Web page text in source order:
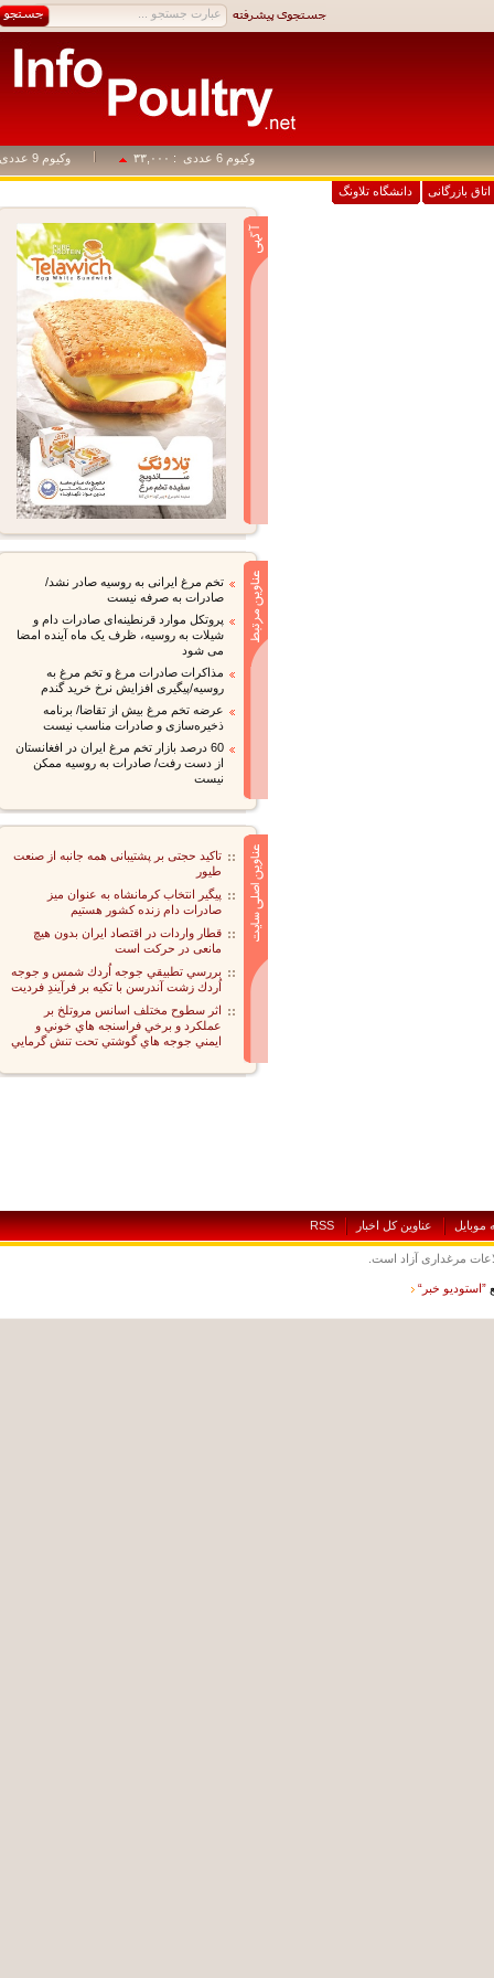
وکیوم 6 عددی : ۳۳,۰۰۰ وکیوم 9 عددی : ۴۹,۵۰۰
بازرگانی دانشگاه تلاونگ
تخم مرغ ایرانی به روسیه صادر نشد/
صادرات به صرفه نیست
پروتکل موارد قرنطینه‌ای صادرات دام و
شیلات به روسیه، ظرف یک ماه آینده امضا
می شود
مذاکرات صادرات مرغ و تخم مرغ به
روسیه/پیگیری افزایش نرخ خرید گندم
عرضه تخم مرغ بیش از تقاضا/ برنامه
ذخیره‌سازی و صادرات مناسب نیست
60 درصد بازار تخم مرغ ایران در افغانستان
از دست رفت/ صادرات به روسیه ممکن
نیست
تاکید حجتی بر پشتیبانی همه جانبه از صنعت
طیور
پیگیر انتخاب کرمانشاه به عنوان میز
صادرات دام زنده کشور هستیم
قطار واردات در اقتصاد ایران بدون هیچ
مانعی در حرکت است
بررسي تطبيقي جوجه اُردك شمس و جوجه
اُردك زشت آندرسن با تكيه بر فرآيندِ فرديت
اثر سطوح مختلف اسانس مروتلخ بر
عملكرد و برخي فراسنجه هاي خوني و
ايمني جوجه هاي گوشتي تحت تنش گرمايي
عناوين کل اخبار RSS
مرغداری آزاد است.
خبر“